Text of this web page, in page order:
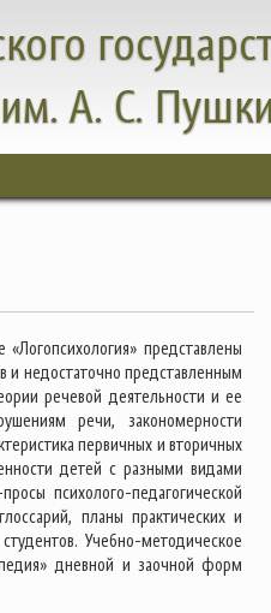
А. С.
представлены
недостаточно представленным
речевой деятельности и ее
речи, закономерности
первичных и вторичных
детей с разными видами
психолого-педагогической
планы практических и
Учебно-методическое
дневной и заочной форм